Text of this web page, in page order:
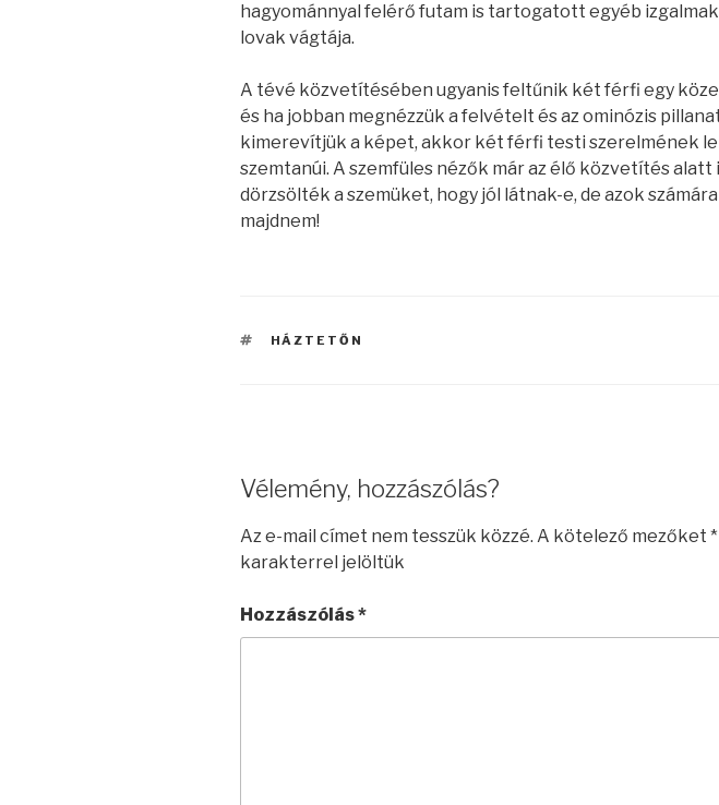
hagyománnyal felérő futam is tartogatott egyéb
lovak vágtája.
A tévé közvetítésében ugyanis feltűnik két férfi egy
és ha jobban megnézzük a felvételt és az ominózis
kimerevítjük a képet, akkor két férfi testi szerelmének
szemtanúi. A szemfüles nézők már az élő közvetítés alatt
dörzsölték a szemüket, hogy jól látnak-e, de azok
majdnem!
CÍMKÉK
HÁZTETŐN
Vélemény, hozzászólás?
Az e-mail címet nem tesszük közzé. A kötelező mezőket *
karakterrel jelöltük
Hozzászólás*